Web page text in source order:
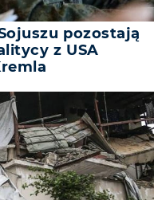
pozostają
z USA